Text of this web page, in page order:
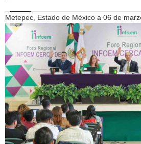
Metepec, Estado de México a 06 de